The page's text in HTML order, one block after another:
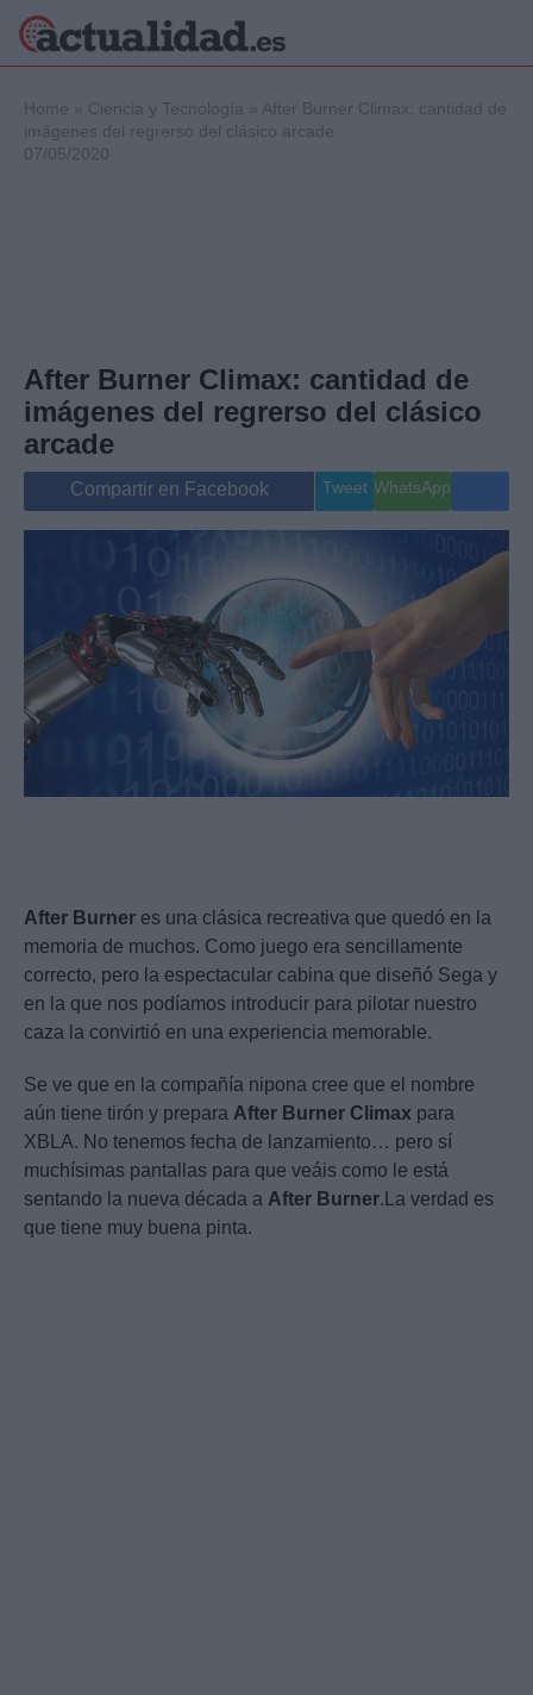
Internacional
Viajes
Gente
Musica
Home » Ciencia y Tecnología » After Burner Climax: cantidad de
imágenes del regrerso del clásico arcade
07/05/2020
After Burner Climax: cantidad de
imágenes del regrerso del clásico
arcade
Compartir en Facebook Tweet WhatsApp
After Burner es una clásica recreativa que quedó en la
memoria de muchos. Como juego era sencillamente
correcto, pero la espectacular cabina que diseñó Sega y
en la que nos podíamos introducir para pilotar nuestro
caza la convirtió en una experiencia memorable.
Se ve que en la compañía nipona cree que el nombre
aún tiene tirón y prepara After Burner Climax para
XBLA. No tenemos fecha de lanzamiento… pero sí
muchísimas pantallas para que veáis como le está
sentando la nueva década a After Burner.La verdad es
que tiene muy buena pinta.